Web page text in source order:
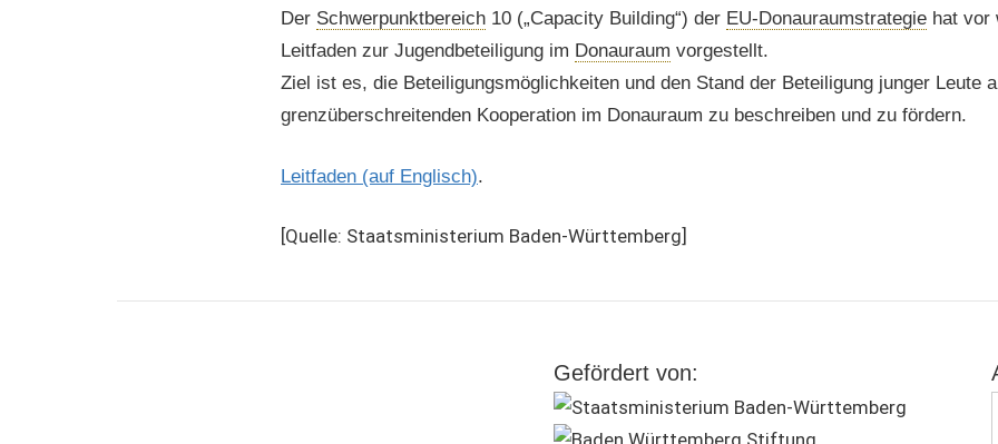
Der Schwerpunktbereich 10 („Capacity Building“) der EU- Donauraumstrategie hat vor
Leitfaden zur Jugendbeteiligung im Donauraum vorgestellt.
Ziel ist es, die Beteiligungsmöglichkeiten und den Stand der Beteiligung junger Leute
grenzüberschreitenden Kooperation im Donauraum zu beschreiben und zu fördern.
Leitfaden (auf Englisch).
[Quelle: Staatsministerium Baden-Württemberg]
Guidance
Gefördert von: